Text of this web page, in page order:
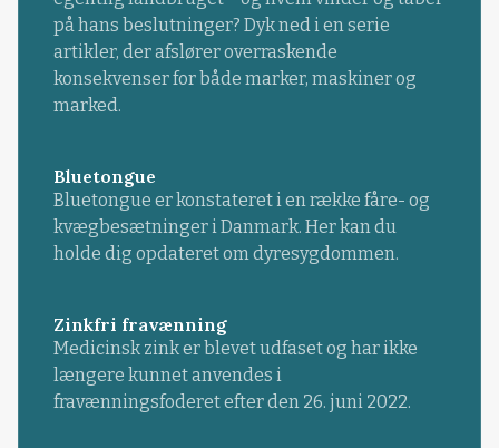
på hans beslutninger? Dyk ned i en serie
artikler, der afslører overraskende
konsekvenser for både marker, maskiner og
marked.
Bluetongue
Bluetongue er konstateret i en række fåre- og
kvægbesætninger i Danmark. Her kan du
holde dig opdateret om dyresygdommen.
Zinkfri fravænning
Medicinsk zink er blevet udfaset og har ikke
længere kunnet anvendes i
fravænningsfoderet efter den 26. juni 2022.